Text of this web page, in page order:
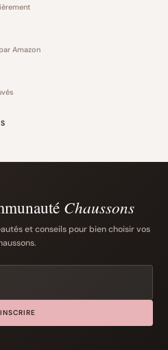
Amazon
Chaussons
et conseils pour bien choisir vos